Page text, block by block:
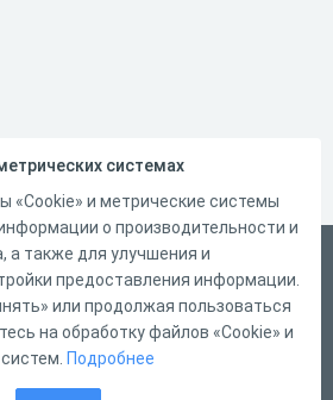
связи
системах
«Cookie» и метрические системы
о производительности и
а также для улучшения и
предоставления информации.
или продолжая пользоваться
на обработку файлов «Cookie» и
Подробнее